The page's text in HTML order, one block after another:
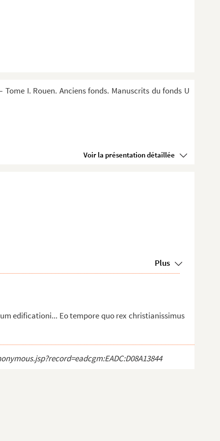
I. Rouen. Anciens fonds. Manuscrits du fonds U
Voir la présentation détaillée
Plus
edificationi... Eo tempore quo rex christianissimus